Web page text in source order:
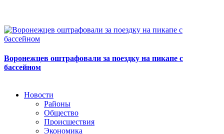
Воронежцев оштрафовали за поездку на пикапе с
бассейном
Новости
Районы
Общество
Происшествия
Экономика